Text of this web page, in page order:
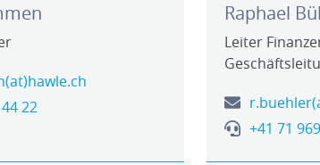
22
Raphael
Leiter
+41 71